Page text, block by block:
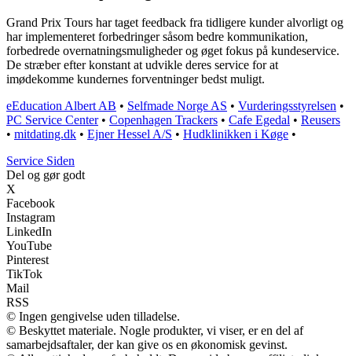
Grand Prix Tours har taget feedback fra tidligere kunder alvorligt og
har implementeret forbedringer såsom bedre kommunikation,
forbedrede overnatningsmuligheder og øget fokus på kundeservice.
De stræber efter konstant at udvikle deres service for at
imødekomme kundernes forventninger bedst muligt.
eEducation Albert AB • Selfmade Norge AS • Vurderingsstyrelsen •
PC Service Center• Copenhagen Trackers • Cafe Egedal • Reusers
• mitdating.dk • Ejner Hessel A/S • Hudklinikken i Køge •
Service Siden
Del og gør godt
X
Facebook
Instagram
LinkedIn
YouTube
Pinterest
TikTok
Mail
RSS
© Ingen gengivelse uden tilladelse.
© Beskyttet materiale. Nogle produkter, vi viser, er en del af
samarbejdsaftaler, der kan give os en økonomisk gevinst.